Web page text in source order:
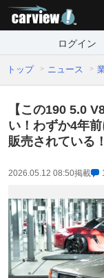
ログイン
トップ ニュース
【この190 5.0
い！わずか4年
販売されている！
2026.05.12 08:50掲載